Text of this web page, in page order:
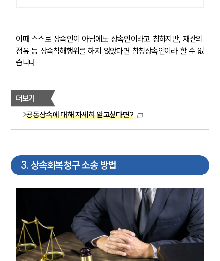
이때 스스로 상속인이 아님에도 상속인이라고 칭하지만, 재산의
점유 등 상속침해행위를 하지 않았다면 참칭상속인이라 할 수 없
습니다.
더보기
공동상속에 대해 자세히 알고싶다면?
3. 상속회복청구 소송 방법